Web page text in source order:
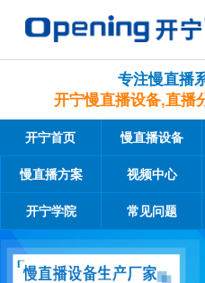
专注慢直播
开宁慢直播设备,直播
开宁首页 慢直播设备
慢直播方案 视频中心
开宁学院 常见问题